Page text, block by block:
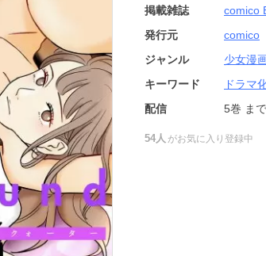
掲載雑誌
comico
発行元
comico
ジャンル
少女漫
キーワード
ドラマ
配信
5巻 ま
54人 がお気に入り登録中